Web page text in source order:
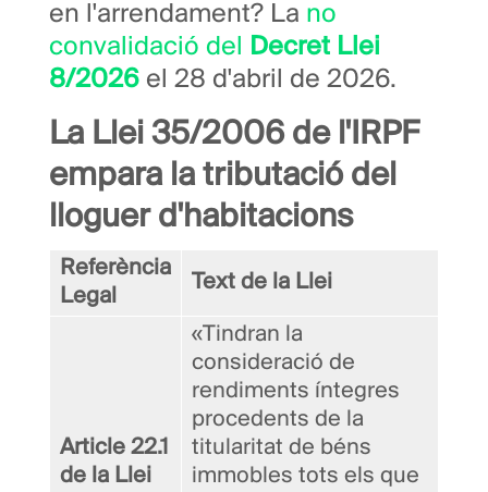
en l'arrendament? La no
convalidació del Decret Llei
8/2026 el 28 d'abril de 2026.
La Llei 35/2006 de l'IRPF
empara la tributació del
lloguer d'habitacions
Referència
Legal
Text de la Llei
Article 22.1
de la Llei
«Tindran la
consideració de
rendiments íntegres
procedents de la
titularitat de béns
immobles tots els que